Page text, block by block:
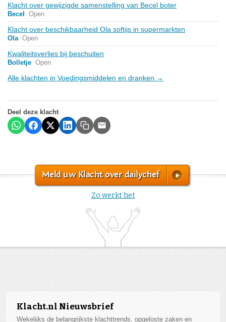
Klacht over gewijzigde samenstelling van Becel boter
Becel Open
Klacht over beschikbaarheid Ola softijs in supermarkten
Ola Open
Kwaliteitsverlies bij beschuiten
Bolletje Open
Alle klachten in Voedingsmiddelen en dranken →
Deel deze klacht
Meld uw Klacht over dailychef
Zo werkt het
Klacht.nl Nieuwsbrief
Wekelijks de belangrijkste klachttrends, opgeloste zaken en